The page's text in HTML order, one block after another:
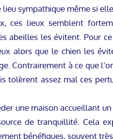
sympathique même si
ces lieux semblent
abeilles les évitent. Pour
alors que le chien les
Contrairement à ce que
tolèrent assez mal ces
une maison accueillant
de tranquillité. Cela
bénéfiques, souvent